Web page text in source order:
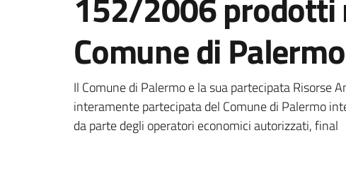
Comune di Palermo
Dettagli della notizia
Il Comune di Palermo e la sua partecipata Risorse
interamente partecipata del Comune di Palermo
da parte degli operatori economici autorizzati, final